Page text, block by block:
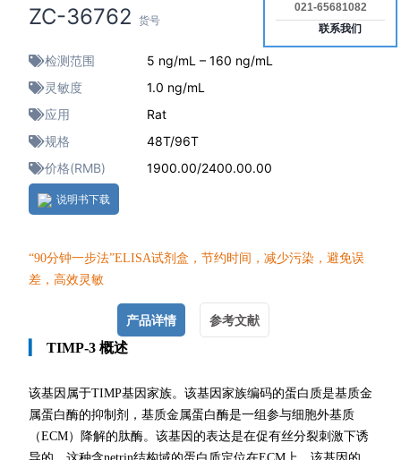
ZC-36762 货号
检测范围
5 ng/mL – 160 ng/mL
灵敏度
1.0 ng/mL
应用
Rat
规格
48T/96T
价格(RMB)
1900.00/2400.00.00
说明书下载
“90分钟一步法”ELISA试剂盒，节约时间，减少污染，避免误
差，高效灵敏
产品详情
参考文献
TIMP-3 概述
该基因属于TIMP基因家族。该基因家族编码的蛋白质是基质金
属蛋白酶的抑制剂，基质金属蛋白酶是一组参与细胞外基质
（ECM）降解的肽酶。该基因的表达是在促有丝分裂刺激下诱
021-65681082
联系我们